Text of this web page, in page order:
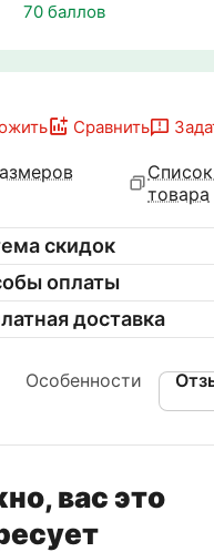
70 баллов
Сравнить
товара
скидок
оплаты
доставка
Особенности
вас это